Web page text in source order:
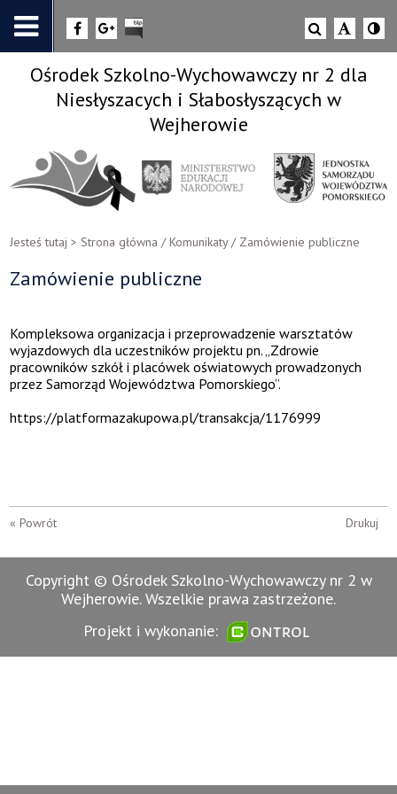
Ośrodek Szkolno-Wychowawczy nr 2 dla
Niesłyszacych i Słabosłyszących w
Wejherowie
Jesteś tutaj >Strona główna /Komunikaty/ Zamówienie publiczne
Zamówienie publiczne
Kompleksowa organizacja i przeprowadzenie warsztatów
wyjazdowych dla uczestników projektu pn. „Zdrowie
pracowników szkół i placówek oświatowych prowadzonych
przez Samorząd Województwa Pomorskiego”.
https://platformazakupowa.pl/transakcja/1176999
« Powrót Drukuj
Copyright © Ośrodek Szkolno-Wychowawczy nr 2 w
Wejherowie. Wszelkie prawa zastrzeżone.
Projekt i wykonanie: